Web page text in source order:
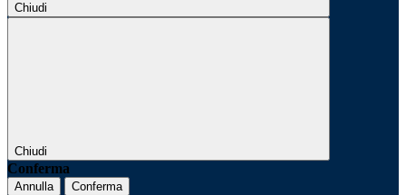
Chiudi
Chiudi
Conferma
Annulla Conferma